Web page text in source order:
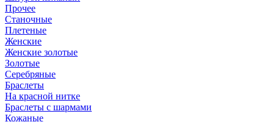
Прочее
Станочные
Плетеные
Женские
Женские золотые
Золотые
Серебряные
Браслеты
На красной нитке
Браслеты с шармами
Кожаные